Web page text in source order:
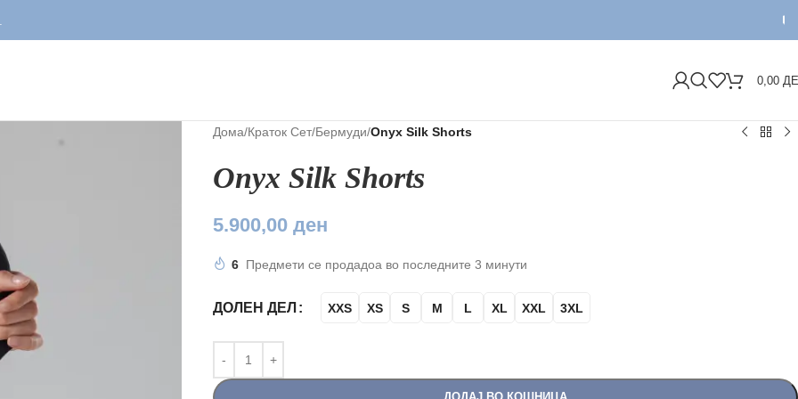
0,00
Дома/Краток Сет/Бермуди/Onyx Silk Shorts
Onyx Silk Shorts
5.900,00 ден
6 Предмети се продадоа во последните 3 минути
ДОЛЕН ДЕЛ XXS XS S M L XL XXL 3XL